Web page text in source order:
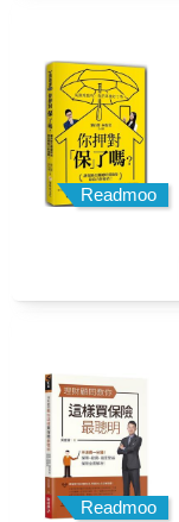
Readmoo
Readmoo